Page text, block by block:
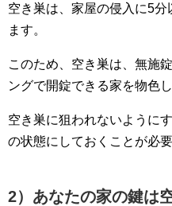
空き巣は、家屋の侵入に5
ます。
このため、空き巣は、無施
ングで開錠できる家を物色し
空き巣に狙われないように
の状態にしておくことが必要
2）あなたの家の鍵は